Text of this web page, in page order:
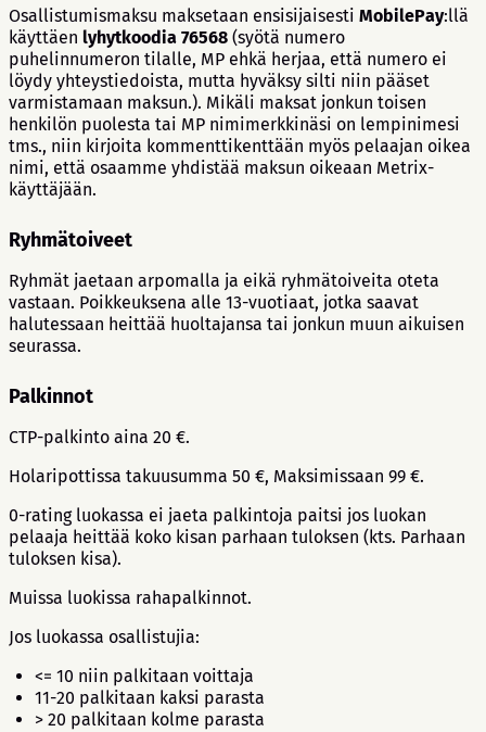
Osallistumismaksu maksetaan ensisijaisesti MobilePay:llä
käyttäen lyhytkoodia 76568 (syötä numero
puhelinnumeron tilalle, MP ehkä herjaa, että numero ei
löydy yhteystiedoista, mutta hyväksy silti niin pääset
varmistamaan maksun.). Mikäli maksat jonkun toisen
henkilön puolesta tai MP nimimerkkinäsi on lempinimesi
tms., niin kirjoita kommenttikenttään myös pelaajan oikea
nimi, että osaamme yhdistää maksun oikeaan Metrix-
käyttäjään.
Ryhmätoiveet
Ryhmät jaetaan arpomalla ja eikä ryhmätoiveita oteta
vastaan. Poikkeuksena alle 13-vuotiaat, jotka saavat
halutessaan heittää huoltajansa tai jonkun muun aikuisen
seurassa.
Palkinnot
CTP-palkinto aina 20 €.
Holaripottissa takuusumma 50 €, Maksimissaan 99 €.
0-rating luokassa ei jaeta palkintoja paitsi jos luokan
pelaaja heittää koko kisan parhaan tuloksen (kts. Parhaan
tuloksen kisa).
Muissa luokissa rahapalkinnot.
Jos luokassa osallistujia:
<= 10 niin palkitaan voittaja
11-20 palkitaan kaksi parasta
> 20 palkitaan kolme parasta